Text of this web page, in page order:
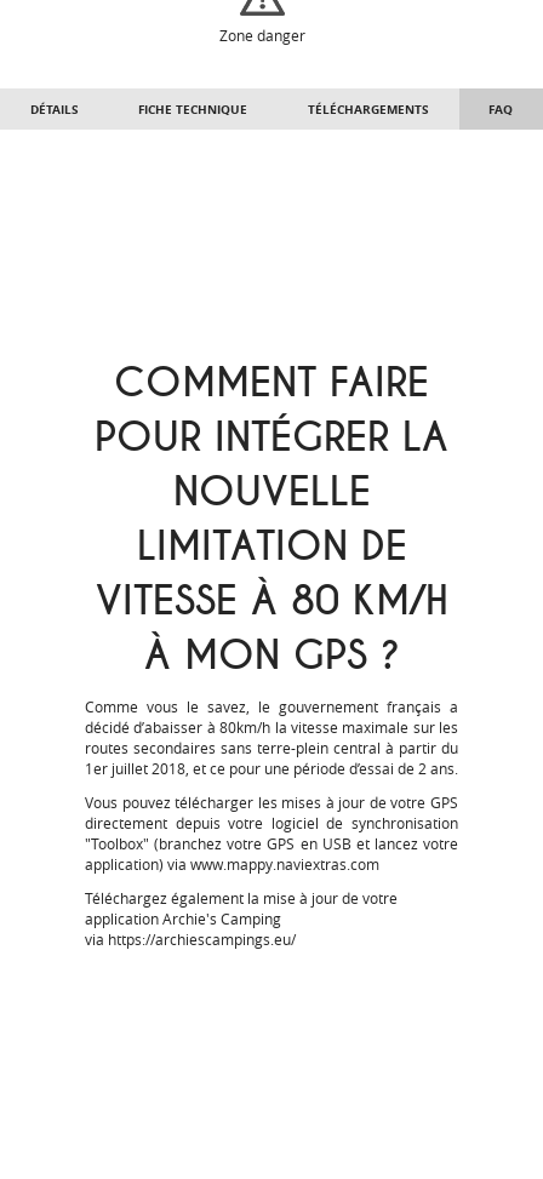
Zone danger
DÉTAILS FICHE TECHNIQUE TÉLÉCHARGEMENTS FAQ
COMMENT FAIRE
POUR INTÉGRER LA
NOUVELLE
LIMITATION DE
VITESSE À 80 KM/H
À MON GPS ?
Comme vous le savez, le gouvernement français a
décidé d’abaisser à 80km/h la vitesse maximale sur les
routes secondaires sans terre-plein central à partir du
1er juillet 2018, et ce pour une période d’essai de 2 ans.
Vous pouvez télécharger les mises à jour de votre GPS
directement depuis votre logiciel de synchronisation
"Toolbox" (branchez votre GPS en USB et lancez votre
application) via www.mappy.naviextras.com
Téléchargez également la mise à jour de votre
application Archie's Camping
via https://archiescampings.eu/